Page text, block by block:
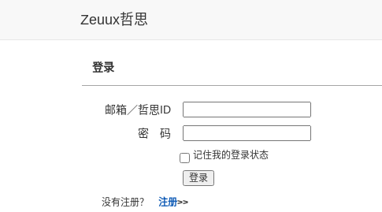
Zeuux哲思
登录
邮箱／哲思ID
密 码
记住我的登录状态
没有注册？ 注册>>